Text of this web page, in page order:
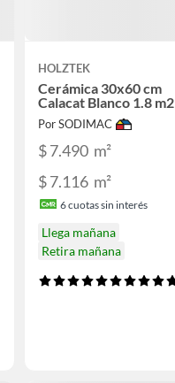
HOLZTEK
Cerámica 30x60 cm
Calacat Blanco 1.8 m2
Por SODIMAC
$ 7.490 m²
$ 7.116 m²
6cuotas sin interés
Llega mañana
Retira mañana